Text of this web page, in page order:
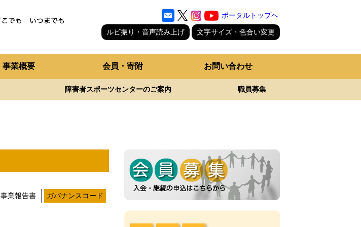
ポータルトップへ
ルビ振り・音声読み上げ 文字サイズ・色合い変更
事業概要 会員・寄附 お問い合わせ
障害者スポーツセンターのご案内 職員募集
事業報告書 ガバナンスコード